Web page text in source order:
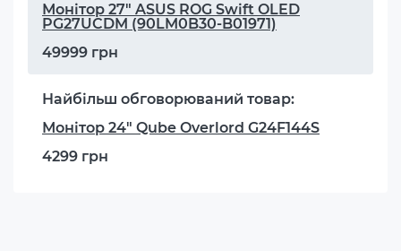
Монітор 27" ASUS ROG Swift OLED
PG27UCDM (90LM0B30-B01971)
49999 грн
Найбільш обговорюваний товар:
Монітор 24" Qube Overlord G24F144S
4299 грн